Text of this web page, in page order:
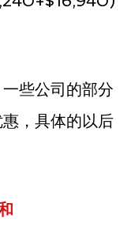
些公司的部分
，具体的以后